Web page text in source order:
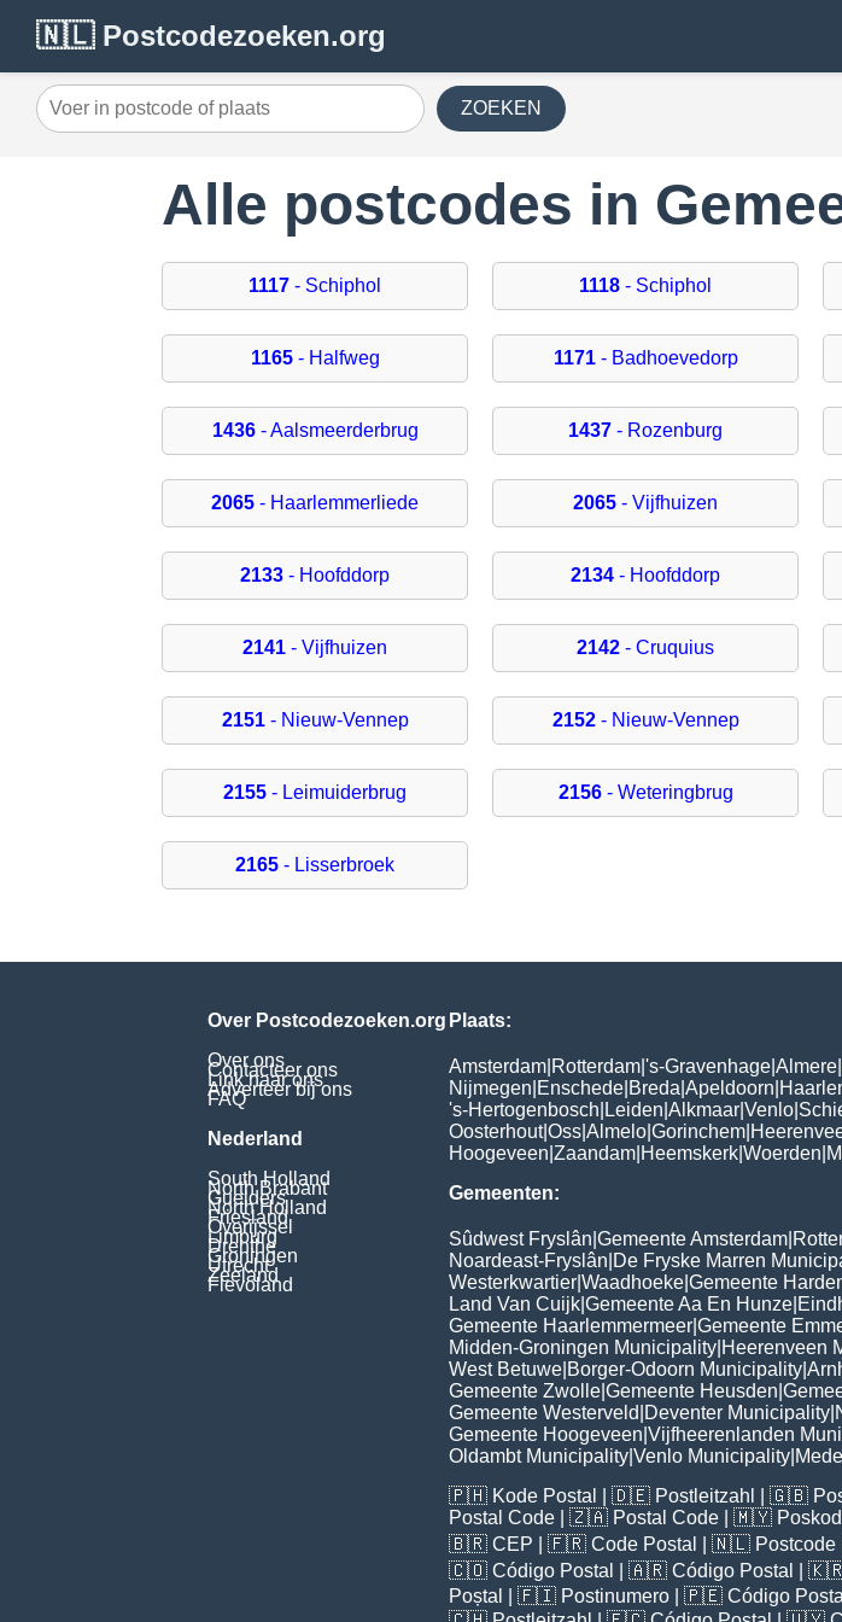
🇳🇱 Postcodezoeken.org
ZOEKEN
Alle postcodes in
1117 - Schiphol 1118 - Schiphol
1165- Halfweg 1171- Badhoevedorp
1436- Aalsmeerderbrug 1437 - Rozenburg
2065 - Haarlemmerliede 2065 - Vijfhuizen
2133 - Hoofddorp 2134 - Hoofddorp
2141 - Vijfhuizen 2142 - Cruquius
2151- Nieuw-Vennep 2152- Nieuw-Vennep
2155 - Leimuiderbrug 2156- Weteringbrug
2165 - Lisserbroek
Over Postcodezoeken.org
Over ons
Contacteer ons
Link naar ons
Adverteer bij ons
FAQ
Nederland
South Holland
North Brabant
Guelders
North Holland
Friesland
Overijssel
Limburg
Drenthe
Groningen
Utrecht
Zeeland
Flevoland
Plaats:
Amsterdam Rotterdam 's-Gravenhage Almere
Nijmegen Enschede Breda Apeldoorn
's-Hertogenbosch Leiden Alkmaar Venlo
Oosterhout|Oss Almelo Gorinchem
Hoogeveen Zaandam Heemskerk Woerden
Gemeenten:
Sûdwest Fryslân Gemeente Amsterdam
Noardeast-Fryslân De Fryske Marren
Westerkwartier Waadhoeke Gemeente
Land Van Cuijk Gemeente Aa En Hunze
Gemeente Haarlemmermeer Gemeente
Midden-Groningen Municipality Heerenveen
West Betuwe Borger-Odoorn Municipality
Gemeente Zwolle Gemeente Heusden
Gemeente Westerveld Deventer Municipality
Gemeente Hoogeveen Vijfheerenlanden
Oldambt Municipality Venlo Municipality
🇵🇭 Kode Postal | 🇩🇪 Postleitzahl | 🇬🇧
Postal Code | 🇿🇦 Postal Code | 🇲🇾 Poskod
🇧🇷 CEP | 🇫🇷 Code Postal | 🇳🇱 Postcode
🇨🇴 Código Postal | 🇦🇷 Código Postal |
Poștal
| 🇫🇮 Postinumero | 🇵🇪 Código Postal